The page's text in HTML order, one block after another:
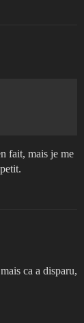
fait, mais je me
ca a disparu,